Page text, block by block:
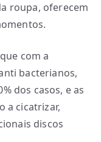
roupa, oferecem
com a
bacterianos,
dos casos, e as
a cicatrizar,
discos